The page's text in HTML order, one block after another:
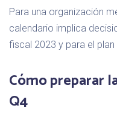
Para una organización
calendario implica
fiscal 2023 y para el
Cómo preparar
Q4